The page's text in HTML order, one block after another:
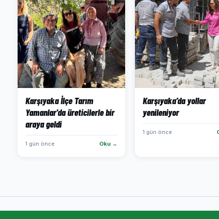
Karşıyaka İlçe Tarım
Yamanlar'da üreticilerle bir
araya geldi
1 gün önce Oku →
Karşıyaka’da yollar
yenileniyor
1 gün önce